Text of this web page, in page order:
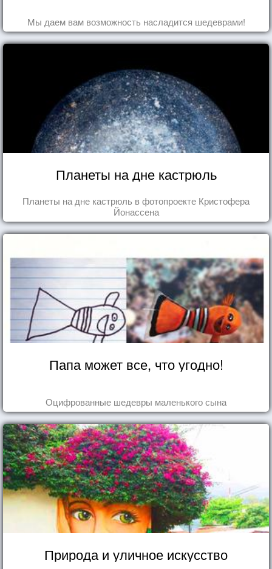
Мы даем вам возможность насладится шедеврами!
Планеты на дне кастрюль
Планеты на дне кастрюль в фотопроекте Кристофера
Йонассена
Папа может все, что угодно!
Оцифрованные шедевры маленького сына
Природа и уличное искусство